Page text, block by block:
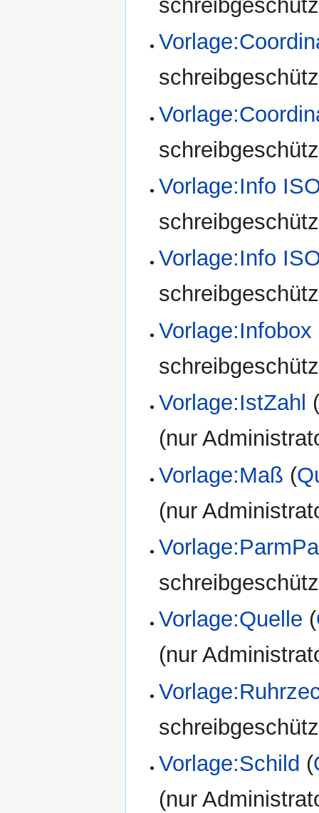
Vorlage:Info
Vorlage:Info
Vorlage:IstZahl
(nur
Vorlage:Maß (
(nur
Vorlage:Quelle (
(nur
Vorlage:Schild (
(nur